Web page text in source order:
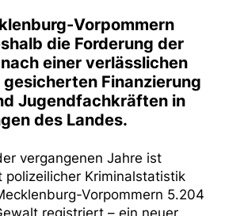
Vorpommern
die Forderung der
einer verlässlichen
Finanzierung
Jugendfachkräften in
des Landes.
vergangenen Jahre ist
polizeilicher Kriminalstatistik
Vorpommern 5.204
registriert – ein neuer